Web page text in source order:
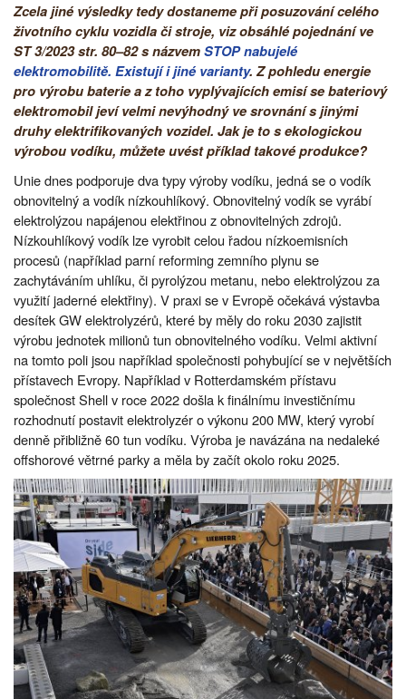
Zcela jiné výsledky tedy dostaneme při posuzování celého
životního cyklu vozidla či stroje, viz obsáhlé pojednání ve
ST 3/2023 str. 80–82 s názvemSTOP nabujelé
elektromobilitě. Existují i jiné varianty. Z pohledu energie
pro výrobu baterie a z toho vyplývajících emisí se bateriový
elektromobil jeví velmi nevýhodný ve srovnání s jinými
druhy elektrifikovaných vozidel. Jak je to s ekologickou
výrobou vodíku, můžete uvést příklad takové produkce?
Unie dnes podporuje dva typy výroby vodíku, jedná se o vodík
obnovitelný a vodík nízkouhlíkový. Obnovitelný vodík se vyrábí
elektrolýzou napájenou elektřinou z obnovitelných zdrojů.
Nízkouhlíkový vodík lze vyrobit celou řadou nízkoemisních
procesů (například parní reforming zemního plynu se
zachytáváním uhlíku, či pyrolýzou metanu, nebo elektrolýzou za
využití jaderné elektřiny). V praxi se v Evropě očekává výstavba
desítek GW elektrolyzérů, které by měly do roku 2030 zajistit
výrobu jednotek milionů tun obnovitelného vodíku. Velmi aktivní
na tomto poli jsou například společnosti pohybující se v největších
přístavech Evropy. Například v Rotterdamském přístavu
společnost Shell v roce 2022 došla k finálnímu investičnímu
rozhodnutí postavit elektrolyzér o výkonu 200 MW, který vyrobí
denně přibližně 60 tun vodíku. Výroba je navázána na nedaleké
offshorové větrné parky a měla by začít okolo roku 2025.